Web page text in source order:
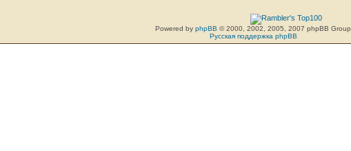
Powered by phpBB © 2000, 2002, 2005, 2007 phpBB Group
Русская поддержка phpBB